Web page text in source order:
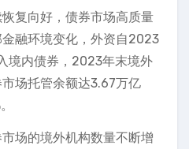
复向好，债券市场高质量
融环境变化，外资自2023
境内债券，2023年末境外
场托管余额达3.67万亿
场的境外机构数量不断增